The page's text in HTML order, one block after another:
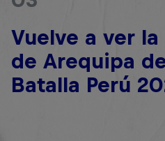
Vuelve a ver la
de Arequipa
Batalla Perú